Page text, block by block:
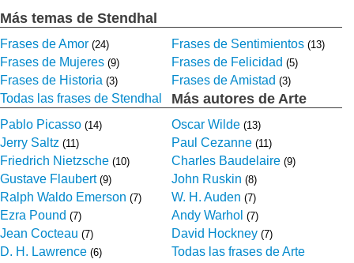
Más temas de Stendhal
Frases de Amor (24) Frases de Sentimientos (13)
Frases de Mujeres (9) Frases de Felicidad (5)
Frases de Historia (3) Frases de Amistad (3)
Todas las frases de Stendhal Más autores de Arte
Pablo Picasso (14) Oscar Wilde (13)
Jerry Saltz (11) Paul Cezanne (11)
Friedrich Nietzsche (10) Charles Baudelaire (9)
Gustave Flaubert (9) John Ruskin (8)
Ralph Waldo Emerson (7) W. H. Auden (7)
Ezra Pound (7) Andy Warhol (7)
Jean Cocteau (7) David Hockney (7)
D. H. Lawrence (6) Todas las frases de Arte